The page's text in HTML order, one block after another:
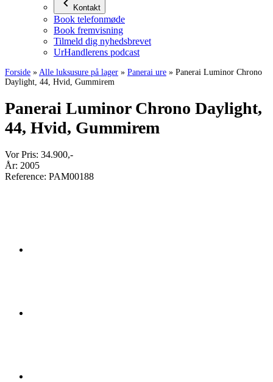
Kontakt
Book telefonmøde
Book fremvisning
Tilmeld dig nyhedsbrevet
UrHandlerens podcast
Forside » Alle luksusure på lager » Panerai ure » Panerai Luminor Chrono
Daylight, 44, Hvid, Gummirem
Panerai Luminor Chrono Daylight,
44, Hvid, Gummirem
Vor Pris: 34.900,-
År: 2005
Reference: PAM00188